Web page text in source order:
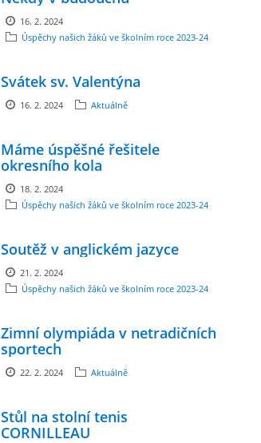
16. 2. 2024
Úspěchy našich žáků ve školním roce 2023-24
Svátek sv. Valentýna
16. 2. 2024 Aktuálně
Máme úspěšné řešitele
okresního kola
18. 2. 2024
Úspěchy našich žáků ve školním roce 2023-24
Soutěž v anglickém jazyce
21. 2. 2024
Úspěchy našich žáků ve školním roce 2023-24
Zimní olympiáda v netradičních
sportech
22. 2. 2024 Aktuálně
Stůl na stolní tenis
CORNILLEAU